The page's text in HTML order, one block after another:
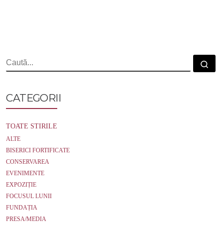
k
CĂUTARE
CATEGORII
TOATE STIRILE
ALTE
BISERICI FORTIFICATE
CONSERVAREA
EVENIMENTE
EXPOZIȚIE
FOCUSUL LUNII
FUNDAȚIA
PRESA/MEDIA